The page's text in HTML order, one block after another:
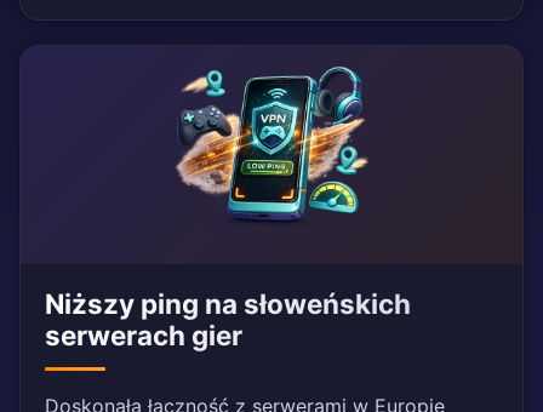
Niższy ping na słoweńskich
serwerach gier
Doskonała łączność z serwerami w Europie